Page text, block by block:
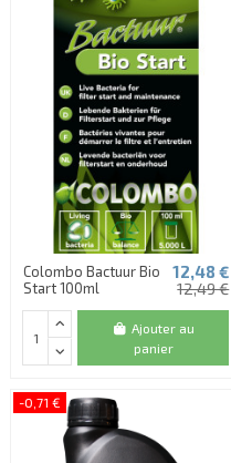
Colombo Bactuur Bio
Start 100ml
12,48 €
12,49 €
Ajouter au
panier
-0,71 €